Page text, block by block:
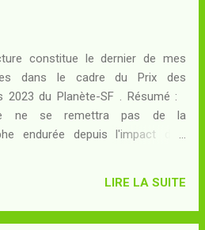
constitue le dernier de mes
dans le cadre du Prix des
2023 du Planète-SF . Résumé :
ne se remettra pas de la
endurée depuis l'impact d'un
sur la Lune où se trouve d'ores
colonie internationale, mais aussi
LIRE LA SUITE